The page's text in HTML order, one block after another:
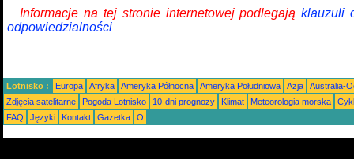
Informacje na tej stronie internetowej podlegająklauzuli
odpowiedzialności
Lotnisko : Europa Afryka Ameryka Północna Ameryka Południowa Azja
Australia-
Zdjęcia satelitarne
Pogoda Lotnisko 10-dni prognozy Klimat Meteorologia morska
FAQ
Języki Kontakt Gazetka O